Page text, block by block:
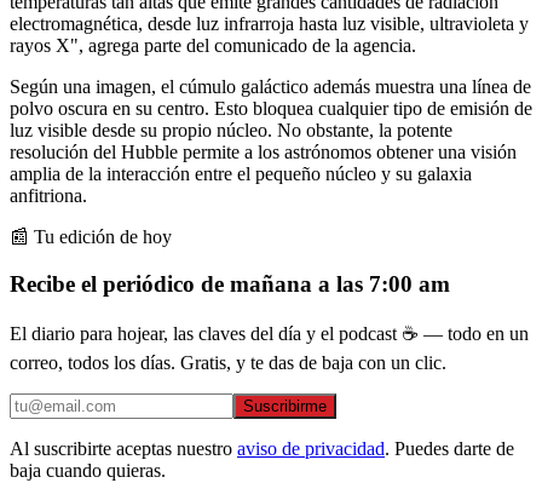
electromagnética, desde luz infrarroja hasta luz visible, ultravioleta y
rayos X", agrega parte del comunicado de la agencia.
Según una imagen, el cúmulo galáctico además muestra una línea de
polvo oscura en su centro. Esto bloquea cualquier tipo de emisión de
luz visible desde su propio núcleo. No obstante, la potente
resolución del Hubble permite a los astrónomos obtener una visión
amplia de la interacción entre el pequeño núcleo y su galaxia
anfitriona.
📰 Tu edición de hoy
Recibe el periódico de mañana a las 7:00 am
El diario para hojear, las claves del día y el podcast ☕ — todo en un
correo, todos los días. Gratis, y te das de baja con un clic.
Suscribirme
Al suscribirte aceptas nuestro aviso de privacidad. Puedes darte de
baja cuando quieras.